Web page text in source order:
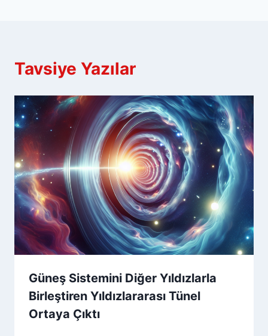
Tavsiye Yazılar
Güneş Sistemini Diğer Yıldızlarla
Birleştiren Yıldızlararası Tünel
Ortaya Çıktı